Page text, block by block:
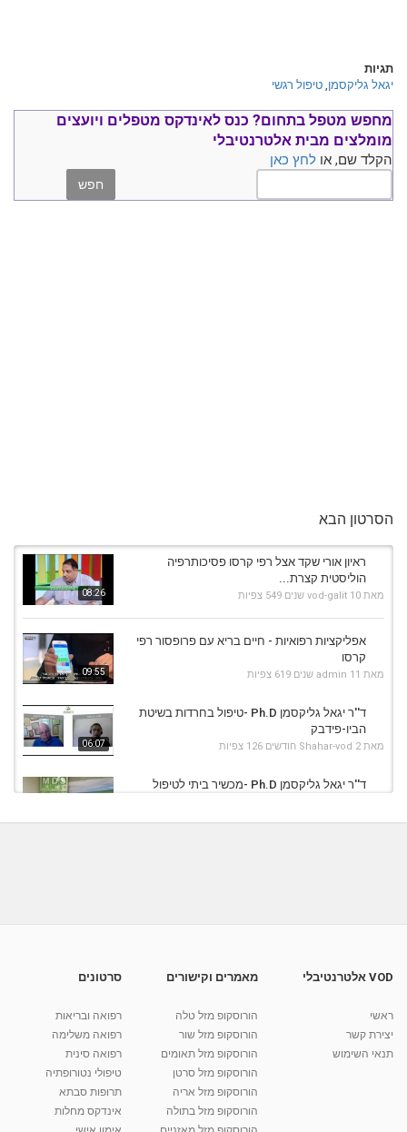
תגיות
יגאל גליקסמן, טיפול רגשי
מחפש מטפל בתחום? כנס לאינדקס מטפלים ויועצים
מומלצים מבית אלטרנטיבלי
הקלד שם, או לחץ כאן
הסרטון הבא
08:26
ראיון אורי שקד אצל רפי קרסו פסיכותרפיה
הוליסטית קצרת...
מאת vod-galit 10 שנים 549 צפיות
09:55
אפליקציות רפואיות - חיים בריא עם פרופסור רפי
קרסו
מאת admin 11 שנים 619 צפיות
06:07
ד''ר יגאל גליקסמן Ph.D -טיפול בחרדות בשיטת
הביו-פידבק
מאת Shahar-vod 2 חודשים 126 צפיות
ד''ר יגאל גליקסמן Ph.D -מכשיר ביתי לטיפול
מאת Shahar-vod 3 שנים 1,358 צפיות
10:17
קרין גורן - העוגה המתגלצ’ת ללא קמח
38.5k צפיות
VOD אלטרנטיבלי
ראשי
יצירת קשר
תנאי השימוש
מאמרים וקישורים
הורוסקופ מזל טלה
הורוסקופ מזל שור
הורוסקופ מזל תאומים
הורוסקופ מזל סרטן
הורוסקופ מזל אריה
הורוסקופ מזל בתולה
סרטונים
רפואה ובריאות
רפואה משלימה
רפואה סינית
טיפולי נטורופתיה
תרופות סבתא
אינדקס מחלות